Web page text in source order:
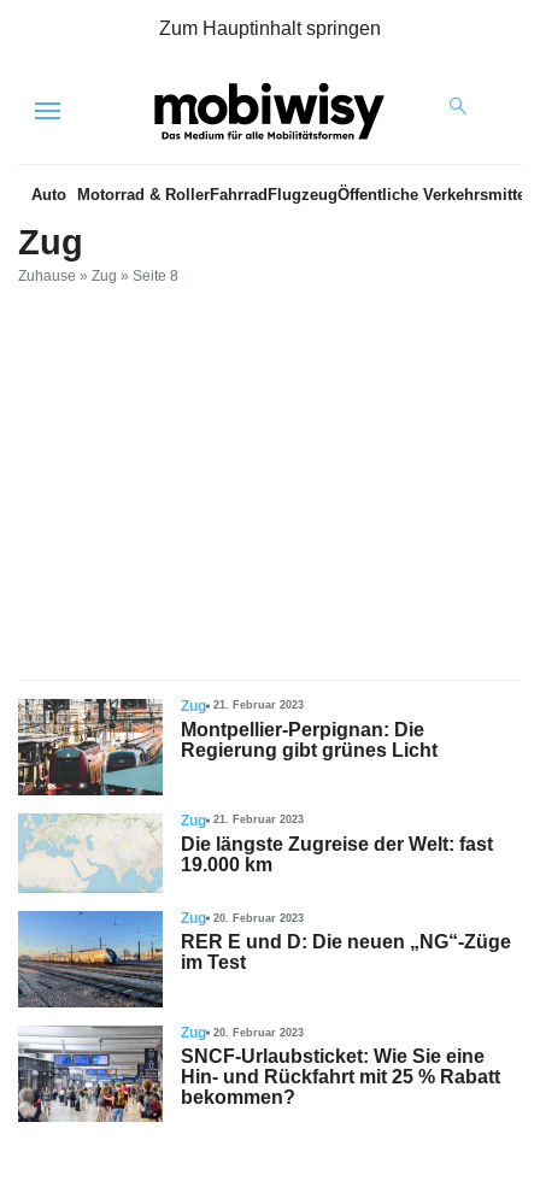
Zum Hauptinhalt springen
Menu
Auto Motorrad & RollerFahrrad FlugzeugÖffentliche Verkehrsmittel
Zug
Zuhause » Zug » Seite 8
Zug 21. Februar 2023
Montpellier-Perpignan: Die
Regierung gibt grünes Licht
Zug 21. Februar 2023
Die längste Zugreise der Welt: fast
19.000 km
Zug 20. Februar 2023
RER E und D: Die neuen „NG“-Züge
im Test
Zug 20. Februar 2023
SNCF-Urlaubsticket: Wie Sie eine
Hin- und Rückfahrt mit 25 % Rabatt
bekommen?